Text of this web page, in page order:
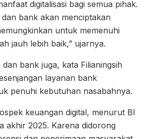
digitalisasi bagi semua pihak.
bank akan menciptakan
untuk memenuhi
jauh lebih baik,” ujarnya.
bank juga, kata Filianingsih
layanan bank
penuhi kebutuhan nasabahnya.
keuangan digital, menurut BI
akhir 2025. Karena didorong